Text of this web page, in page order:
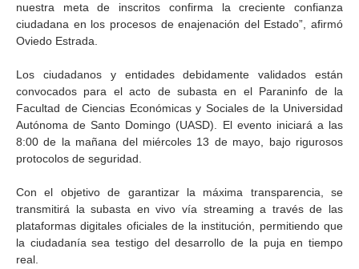
nuestra meta de inscritos confirma la creciente confianza
ciudadana en los procesos de enajenación del Estado”, afirmó
Oviedo Estrada.
Los ciudadanos y entidades debidamente validados están
convocados para el acto de subasta en el Paraninfo de la
Facultad de Ciencias Económicas y Sociales de la Universidad
Autónoma de Santo Domingo (UASD). El evento iniciará a las
8:00 de la mañana del miércoles 13 de mayo, bajo rigurosos
protocolos de seguridad.
Con el objetivo de garantizar la máxima transparencia, se
transmitirá la subasta en vivo vía streaming a través de las
plataformas digitales oficiales de la institución, permitiendo que
la ciudadanía sea testigo del desarrollo de la puja en tiempo
real.